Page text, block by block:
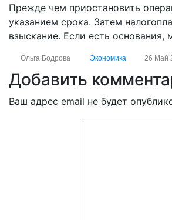
Прежде чем приостановить
указанием срока. Затем
взыскание. Если есть основания,
Ольга Бодрова Экономика 26 Май
Добавить
Ваш адрес email не будет